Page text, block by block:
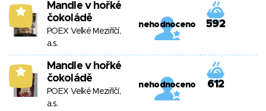
6
Mandle v hořké
čokoládě
POEX Velké Meziříčí,
a.s.
nehodnoceno 592
6
Mandle v hořké
čokoládě
POEX Velké Meziříčí,
a.s.
nehodnoceno 612